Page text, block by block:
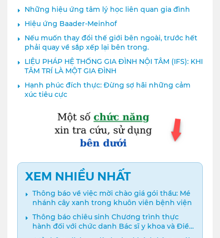
Những hiệu ứng tâm lý học liên quan gia đình
Hiệu ứng Baader-Meinhof
Nếu muốn thay đổi thế giới bên ngoài, trước hết
phải quay về sắp xếp lại bên trong.
LIỆU PHÁP HỆ THỐNG GIA ĐÌNH NỘI TÂM (IFS): KHI
TÂM TRÍ LÀ MỘT GIA ĐÌNH
Hạnh phúc đích thực: Đừng sợ hãi những cảm
xúc tiêu cực
XEM NHIỀU NHẤT
Thông báo về việc mời chào giá gói thầu: Mé
nhánh cây xanh trong khuôn viên bệnh viện
Thông báo chiêu sinh Chương trình thực
hành đối với chức danh Bác sĩ y khoa và Điều
dưỡng năm 2024